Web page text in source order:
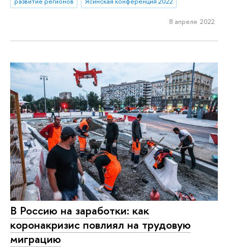
8 апреля 2022
В Россию на заработки: как
коронакризис повлиял на трудовую
миграцию